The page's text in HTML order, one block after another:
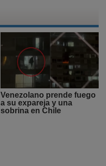
Venezolano prende fuego
a su expareja y una
sobrina en Chile